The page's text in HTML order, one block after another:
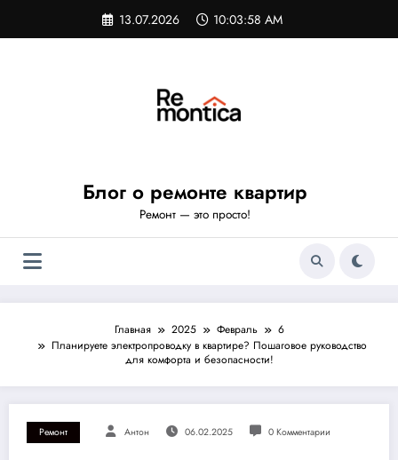
содержимому
13.07.2026 10:03:59 AM
Блог о ремонте квартир
Ремонт — это просто!
Главная 2025 Февраль
6
Планируете электропроводку в квартире? Пошаговое руководство
для комфорта и безопасности!
Ремонт Антон 06.02.2025 0 Комментарии